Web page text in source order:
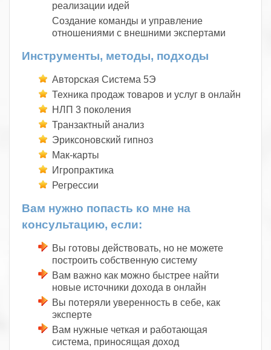
реализации идей
Создание команды и управление
отношениями с внешними экспертами
Инструменты, методы, подходы
Авторская Система 5Э
Техника продаж товаров и услуг в онлайн
НЛП 3 поколения
Транзактный анализ
Эриксоновский гипноз
Мак-карты
Игропрактика
Регрессии
Вам нужно попасть ко мне на
консультацию, если:
Вы готовы действовать, но не можете
построить собственную систему
Вам важно как можно быстрее найти
новые источники дохода в онлайн
Вы потеряли уверенность в себе, как
эксперте
Вам нужные четкая и работающая
система, приносящая доход